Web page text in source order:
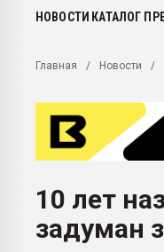
Всё, что касается выдува ПЭТ
Материал поверхности
Продам отходы Композиция
поликарбоната и АБС-пластика
Armaloy PC/ABS-1IM черный цвет
Профильная литература.
покупка, обмен
НОВОСТИ КАТАЛОГ
Главная Новости
10 лет
задуман